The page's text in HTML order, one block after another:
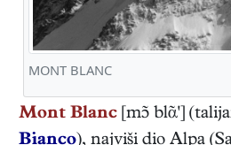
MONT BLANC
Mont Blanc [m blᾶ']